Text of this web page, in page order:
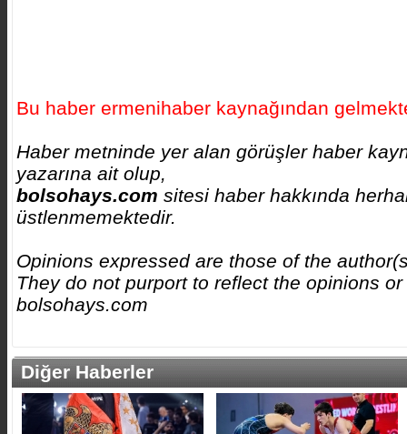
Bu haber ermenihaber kaynağından
Haber metninde yer alan görüşler haber
yazarına ait olup,
bolsohays.com sitesi haber hakkında
üstlenmemektedir.
Opinions expressed are those of the
They do not purport to reflect the opinions
bolsohays.com
Diğer Haberler